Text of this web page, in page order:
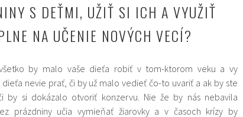
S DEŤMI, UŽIŤ SI ICH A VYUŽIŤ
NA UČENIE NOVÝCH VECÍ?
by malo vaše dieťa robiť v tom-ktorom veku a vy
nevie prať, či by už malo vedieť čo-to uvariť a ak by ste
by si dokázalo otvoriť konzervu. Nie že by nás nebavila
prázdniny učia vymieňať žiarovky a v časoch krízy by